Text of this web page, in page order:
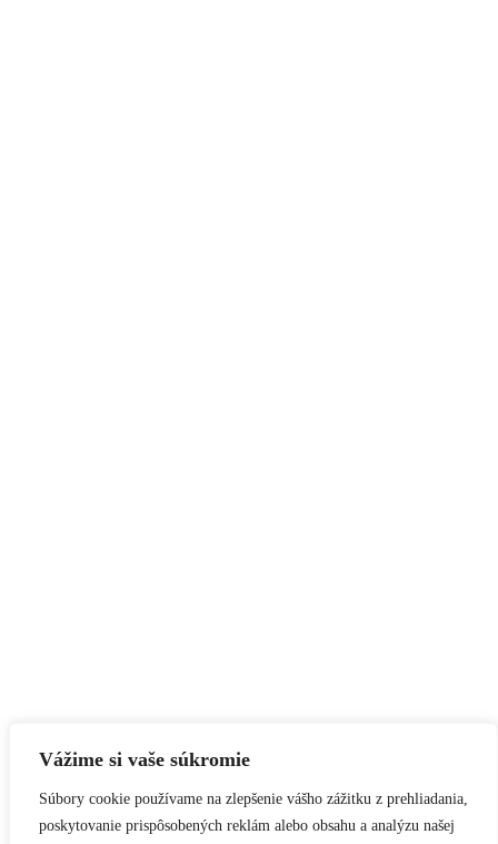
Vážime si vaše súkromie
Súbory cookie používame na zlepšenie vášho zážitku z prehliadania,
poskytovanie prispôsobených reklám alebo obsahu a analýzu našej